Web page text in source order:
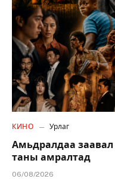
КИНО Урлаг
Амьдралдаа
таны амралтад
06/08/2026